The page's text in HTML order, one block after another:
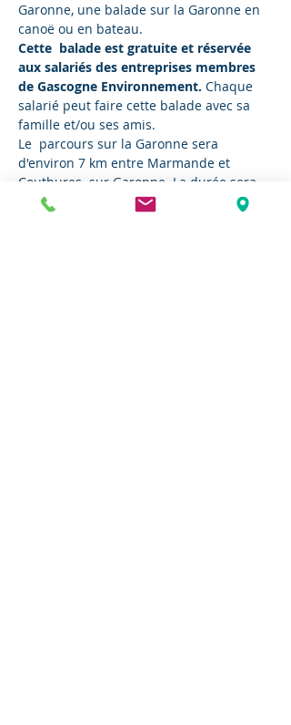
Garonne, une balade sur la Garonne en
canoë ou en bateau.
Cette  balade est gratuite et réservée
aux salariés des entreprises membres
de Gascogne Environnement. Chaque
salarié peut faire cette balade avec sa
famille et/ou ses amis.
Le  parcours sur la Garonne sera
d'environ 7 km entre Marmande et
Couthures  sur Garonne. La durée sera
de 2h30 pauses comprises (non compris